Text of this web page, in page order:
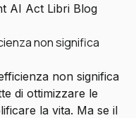
AI Act Libri Blog
non significa
non significa
di ottimizzare le
la vita. Ma se il